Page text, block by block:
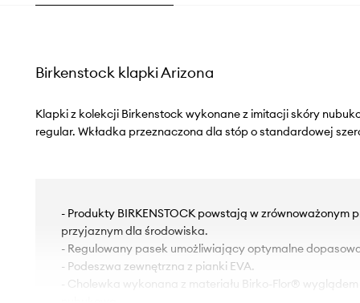
Birkenstock klapki Arizona
Klapki z kolekcji Birkenstock wykonane z imitacji skóry
regular. Wkładka przeznaczona dla stóp o standardowej
- Produkty BIRKENSTOCK powstają w zrównoważonym
przyjaznym dla środowiska.
- Regulowany pasek umożliwiający optymalne
- Podeszwa zewnętrzna z pianki EVA.
- Cholewka wykonana z materiału Birko-Flor®